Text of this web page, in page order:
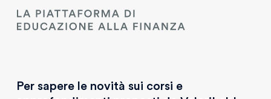
Per sapere le novità sui corsi e